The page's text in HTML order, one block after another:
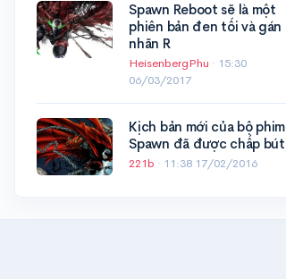
Spawn Reboot sẽ là một
phiên bản đen tối và gán
nhãn R
HeisenbergPhu · 15:30
06/03/2017
Kịch bản mới của bộ phim
Spawn đã được chấp bút​
221b · 11:38 17/02/2016